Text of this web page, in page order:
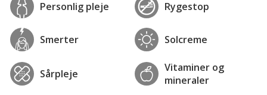
Personlig pleje Rygestop
Smerter Solcreme
Sårpleje
Vitaminer og
mineraler